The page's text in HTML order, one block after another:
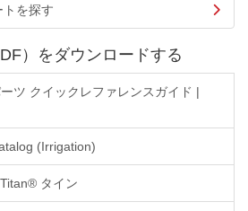
を探す
）をダウンロードする
ツ クイックレファレンスガイド |
(Irrigation)
タイン